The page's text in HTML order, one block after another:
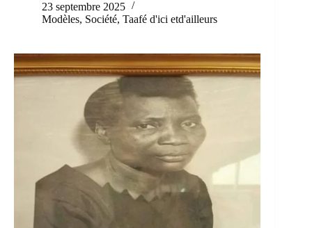
23 septembre 2025
Modèles, Société, Taafé d'ici etd'ailleurs